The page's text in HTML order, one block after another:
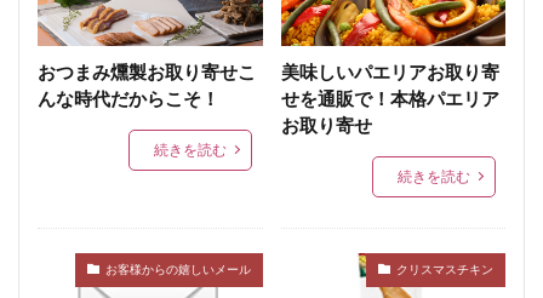
真空包装
真空包装機 真空冷却
シンケン
グリーゼ
コンテスト ブログ
食品衛生管理者
食品衛生法
食品添加物 植物性たん白
お中元
すじ JAS規格
正肉
monoマガジン
くいしんぼ倶楽部
イタリアン
Tanto
サンドウィッチ
おはよう奥さん
おつまみ燻製お取り寄せこ
んな時代だからこそ！
続きを読む
美味しいパエリアお取り寄
せを通販で！本格パエリア
お取り寄せ
続きを読む
お客様からの嬉しいメール クリスマスチキン